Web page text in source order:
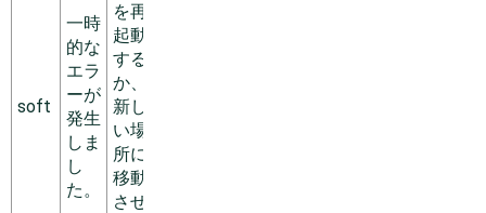
soft
一時
的な
エラ
ーが
発生
しま
し
た。
を再
起動
する
か、
新し
い場
所に
移動
させ